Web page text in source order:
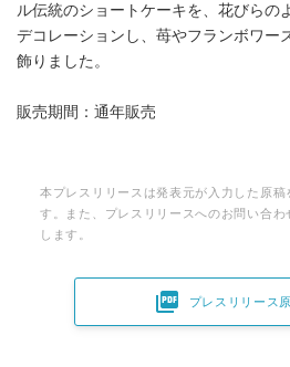
ル伝統のショートケーキを、花びらの
デコレーションし、苺やフランボワー
飾りました。
販売期間：通年販売
本プレスリリースは発表元が入力した原稿
す。また、プレスリリースへのお問い合
します。
 プレスリリース